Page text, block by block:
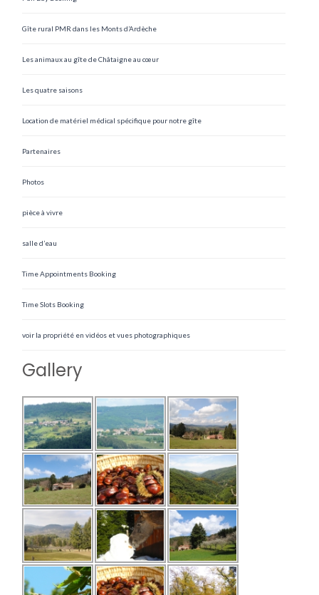
Gîte rural PMR dans les Monts d’Ardèche
Les animaux au gîte de Châtaigne au cœur
Les quatre saisons
Location de matériel médical spécifique pour notre gîte
Partenaires
Photos
pièce à vivre
salle d’eau
Time Appointments Booking
Time Slots Booking
voir la propriété en vidéos et vues photographiques
Gallery